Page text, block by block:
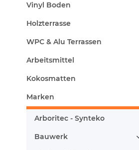
Vinyl Boden
Holzterrasse
WPC & Alu Terrassen
Arbeitsmittel
Kokosmatten
Marken
Arboritec - Synteko
Bauwerk